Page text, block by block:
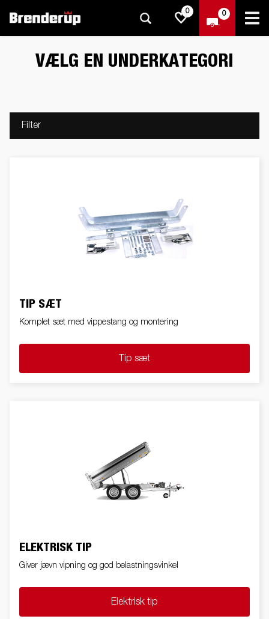
0 0
VÆLG EN UNDERKATEGORI
Filter
TIP SÆT
Komplet sæt med vippestang og montering
Tip sæt
ELEKTRISK TIP
Giver jævn vipning og god belastningsvinkel
Elektrisk tip